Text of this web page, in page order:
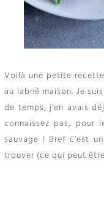
Voilà une petite
au labné maison. Je
de temps,j’en avais
connaissez pas, pour
sauvage ! Bref c’est
trouver (ce qui peut